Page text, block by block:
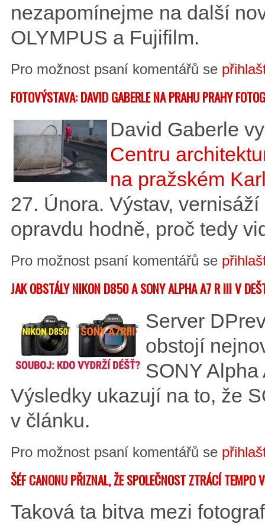
nezapomínejme na další
OLYMPUS a Fujifilm.
Pro možnost psaní komentářů se
FOTOVÝSTAVA: DAVID GABERLE NA PRAHU PRAHY
David Gaberle
Centru
na pražském
27. Února. Výstav,
opravdu hodně, proč tedy
Pro možnost psaní komentářů se
JAK OBSTÁLY NIKON D850 A SONY ALPHA A7 R III V
Server
obstojí
SONY
Výsledky ukazují na to, že
v článku.
Pro možnost psaní komentářů se
ŠÉF CANONU PŘIZNAL, ŽE SPOLEČNOST ZTRÁCÍ TEMPO
Taková ta bitva mezi